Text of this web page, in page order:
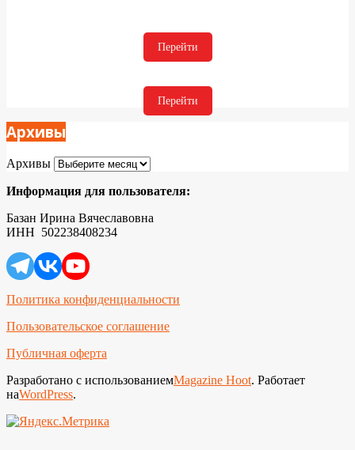
Перейти
Перейти
Архивы
Архивы
Информация для пользователя:
Базан Ирина Вячеславовна
ИНН 502238408234
Политика конфиденциальности
Пользовательское соглашение
Публичная оферта
Разработано с использованиемMagazine Hoot. Работает
наWordPress.